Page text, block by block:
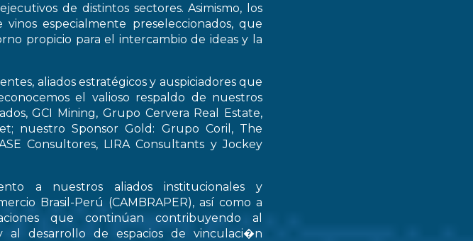
de distintos sectores. Asimismo, los
especialmente preseleccionados, que
propicio para el intercambio de ideas y la
aliados estratégicos y auspiciadores que
el valioso respaldo de nuestros
GCI Mining, Grupo Cervera Real Estate,
nuestro Sponsor Gold: Grupo Coril, The
Consultores, LIRA Consultants y Jockey
a nuestros aliados institucionales y
Brasil-Perú (CAMBRAPER), así como a
que continúan contribuyendo al
al desarrollo de espacios de vinculaci�n